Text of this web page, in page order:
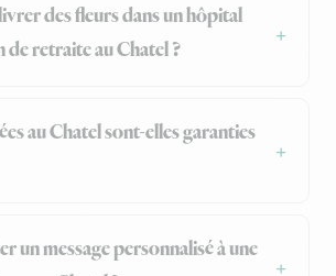
des fleurs dans un hôpital
de retraite au Chatel ?
au Chatel sont-elles garanties
un message personnalisé à une